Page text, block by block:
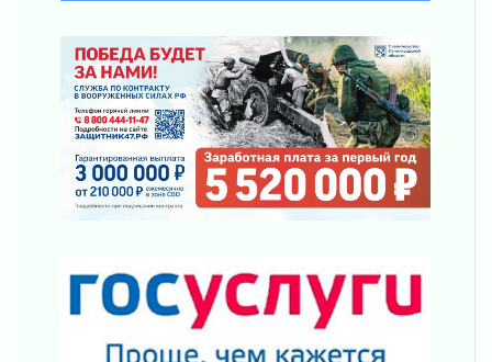
02 августа 2026
Километровые столбы «Дороги жизни»
отправили на реставрацию
02 августа 2026
Ленобласть внедрила передовую подготовку
операторов БПЛА
02 августа 2026
02 августа 2026
Юхла, мука, кантеле и Водяной
Лето катится с горки